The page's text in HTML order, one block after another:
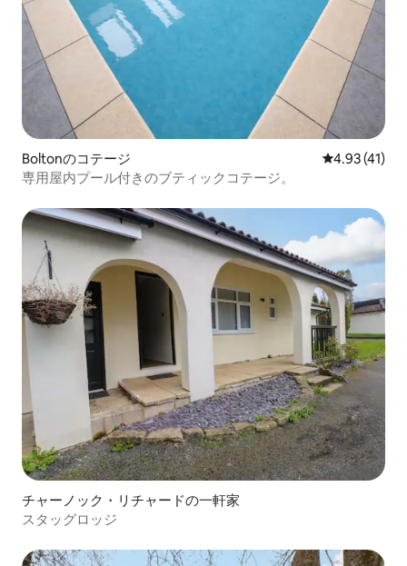
Boltonのコテージ レビュー41
4.93 (41)
専用屋内プール付きのブティックコテージ。
チャーノック・リチャードの一軒家
スタッグロッジ